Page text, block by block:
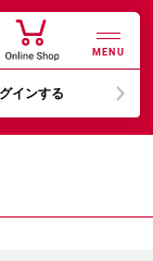
MENU
インする